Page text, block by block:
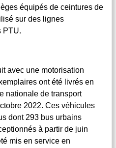
équipés de ceintures de
sur des lignes
PTU.
avec une motorisation
ont été livrés en
nationale de transport
2022. Ces véhicules
dont 293 bus urbains
à partir de juin
mis en service en